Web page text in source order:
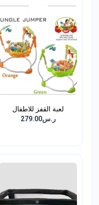
لعبة القفز للاطفال
ر.س279.00